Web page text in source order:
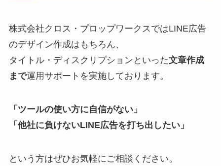
株式会社クロス・プロップワークスではLINE広告
のデザイン作成はもちろん、
タイトル・ディスクリプションといった文章作成
まで運用サポートを実施しております。
「ツールの使い方に自信がない」
「他社に負けないLINE広告を打ち出したい」
という方はぜひお気軽にご相談ください。